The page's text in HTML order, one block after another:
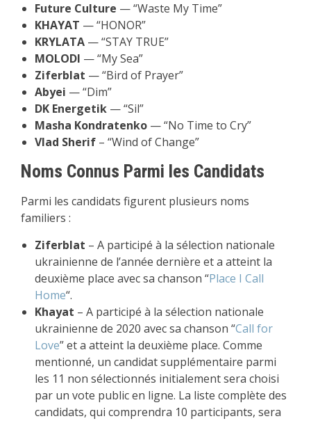
Future Culture — “Waste My Time”
KHAYAT — “HONOR”
KRYLATA — “STAY TRUE”
MOLODI — “My Sea”
Ziferblat — “Bird of Prayer”
Abyei — “Dim”
DK Energetik — “Sil”
Masha Kondratenko — “No Time to Cry”
Vlad Sherif – “Wind of Change”
Noms Connus Parmi les Candidats
Parmi les candidats figurent plusieurs noms
familiers :
Ziferblat – A participé à la sélection nationale
ukrainienne de l’année dernière et a atteint la
deuxième place avec sa chanson “Place I Call
Home“.
Khayat – A participé à la sélection nationale
ukrainienne de 2020 avec sa chanson “Call for
Love” et a atteint la deuxième place. Comme
mentionné, un candidat supplémentaire parmi
les 11 non sélectionnés initialement sera choisi
par un vote public en ligne. La liste complète des
candidats, qui comprendra 10 participants, sera